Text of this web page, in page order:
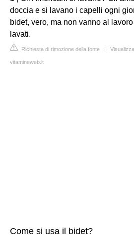
doccia e si lavano i capelli ogni
bidet, vero, ma non vanno al
lavati.
Richiesta di rimozione della fonte |
vitamineweb.it
Come si usa il bidet?